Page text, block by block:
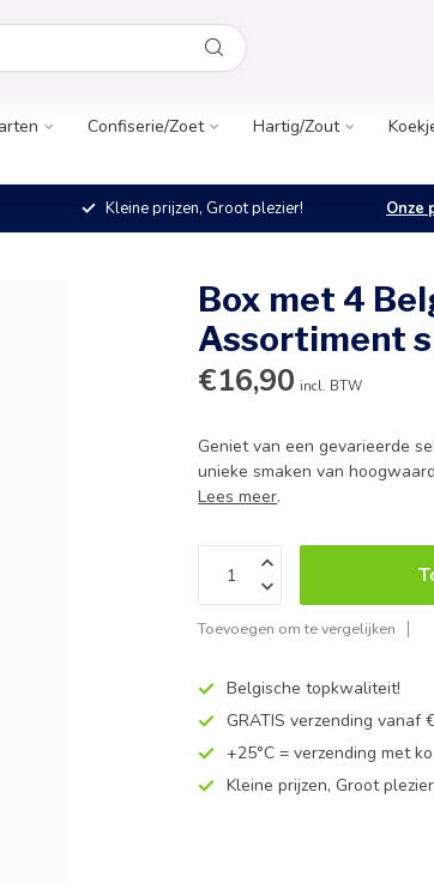
Confiserie/Zoet Hartig/Zout
Kleine prijzen, Groot plezier! Onze
Box met 4
Assortiment
€16,90 incl. BTW
Geniet van een gevarieerde
unieke smaken van
Lees meer.
Toevoegen om te vergelijken
Belgische topkwaliteit!
GRATIS verzending vanaf
+25°C = verzending met
Kleine prijzen, Groot